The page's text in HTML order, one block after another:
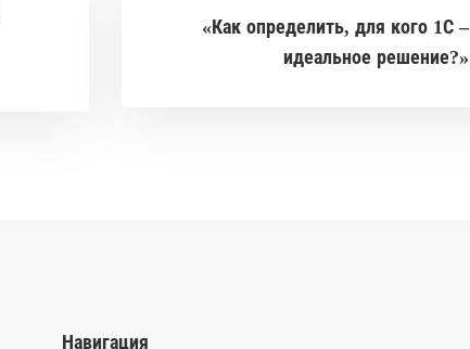
«Как определить, для кого 1С –
идеальное решение?»
Навигация